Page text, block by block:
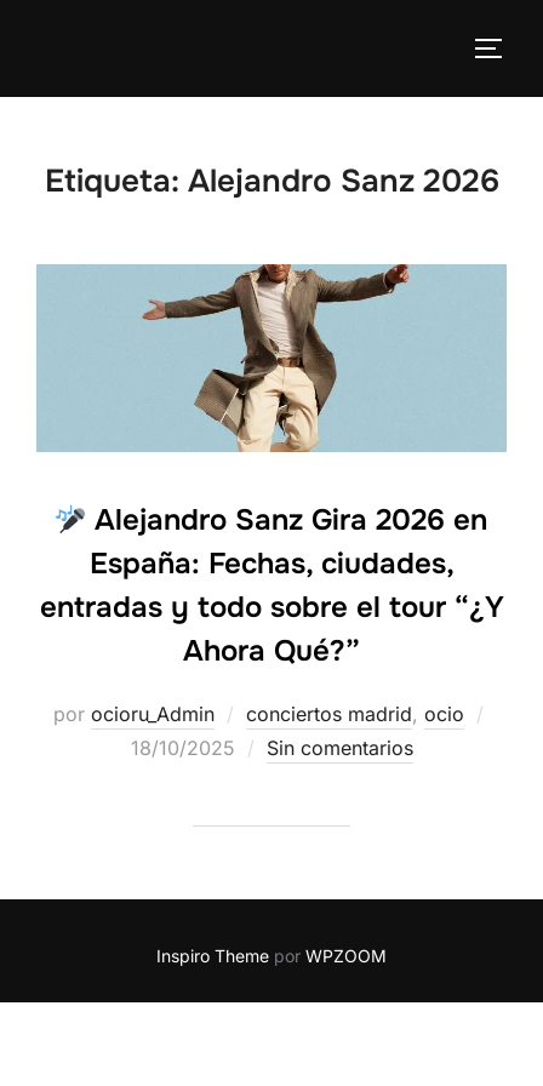
Etiqueta: Alejandro Sanz 2026
Alejandro Sanz Gira 2026 en
España: Fechas, ciudades,
entradas y todo sobre el tour “¿Y
Ahora Qué?”
por ocioru_Admin conciertos madrid, ocio
18/10/2025
Sin comentarios
Inspiro Theme por WPZOOM